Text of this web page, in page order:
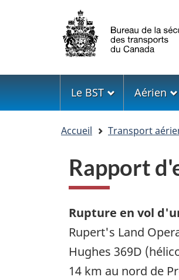
Sélection
de
la
langue
Menu
Le BST Aérien
Accueil Transport
Rapport
Rupture en vol
Rupert's Land
Hughes 369D
14 km au nord de